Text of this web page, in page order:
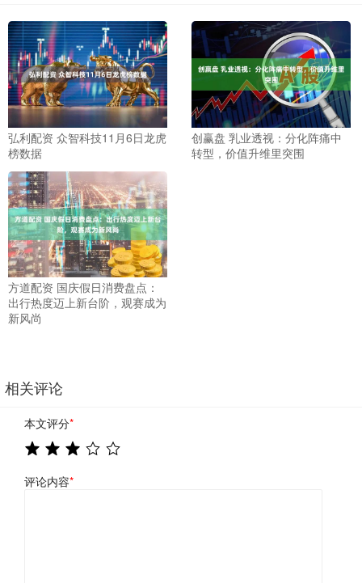
弘利配资 众智科技11月6日龙虎
榜数据
创赢盘 乳业透视：分化阵痛中
转型，价值升维里突围
方道配资 国庆假日消费盘点：
出行热度迈上新台阶，观赛成为
新风尚
相关评论
本文评分*
评论内容*